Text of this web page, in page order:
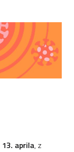
13. aprila, z